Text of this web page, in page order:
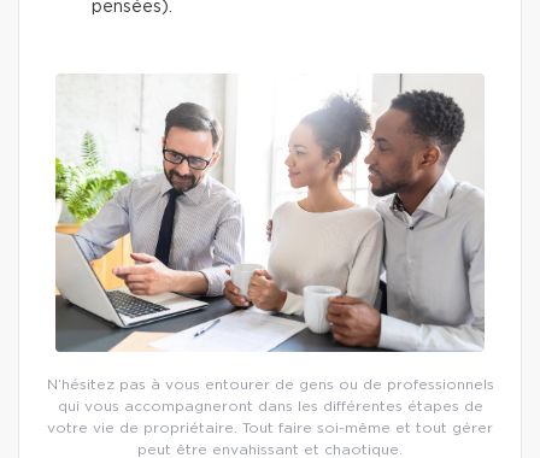
pensées).
N’hésitez pas à vous entourer de gens ou de professionnels
qui vous accompagneront dans les différentes étapes de
votre vie de propriétaire. Tout faire soi-même et tout gérer
peut être envahissant et chaotique.